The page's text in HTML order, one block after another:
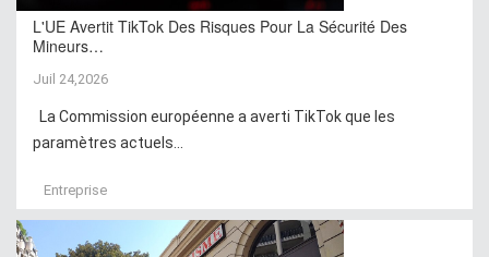
L'UE Avertit TikTok Des Risques Pour La Sécurité Des
Mineurs…
Juil 24,2026
La Commission européenne a averti TikTok que les
paramètres actuels...
Entreprise